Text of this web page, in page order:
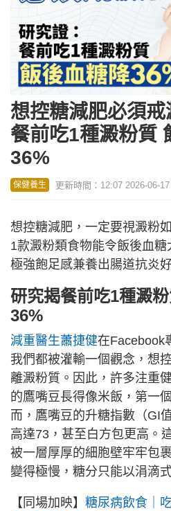
想控糖減肥必須
餐前吃1種澱粉質
36%
保健養生 更新時間：12:07 2026-06-
想控糖減肥，一定要視澱粉
1款澱粉類食物能令飯後血
極強飽足感兼養出腸道抗炎
研究揭餐前吃1種澱
36%
減重醫生蕭捷健在Facebook
我們都被灌輸一個觀念，想
離澱粉質。因此，許多注重
的鷹嘴豆長得像米飯，第一
而，鷹嘴豆的升糖指數（GI
高達73，甚至白方包更高。
被一層厚厚的細胞壁牢牢包
變得極慢，糖分只能以涓滴
【同場加映】 糖尿病飲食｜